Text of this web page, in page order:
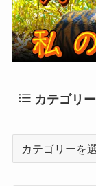
カテゴリー